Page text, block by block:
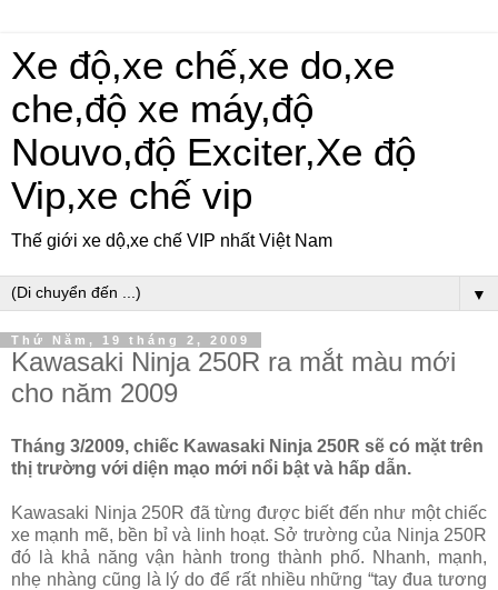
Xe độ,xe chế,xe do,xe
che,độ xe máy,độ
Nouvo,độ Exciter,Xe độ
Vip,xe chế vip
Thế giới xe dộ,xe chế VIP nhất Việt Nam
▼
Thứ Năm, 19 tháng 2, 2009
Kawasaki Ninja 250R ra mắt màu mới
cho năm 2009
Tháng 3/2009, chiếc Kawasaki Ninja 250R sẽ có mặt trên
thị trường với diện mạo mới nổi bật và hấp dẫn.
Kawasaki Ninja 250R đã từng được biết đến như một chiếc
xe mạnh mẽ, bền bỉ và linh hoạt. Sở trường của Ninja 250R
đó là khả năng vận hành trong thành phố. Nhanh, mạnh,
nhẹ nhàng cũng là lý do để rất nhiều những “tay đua tương